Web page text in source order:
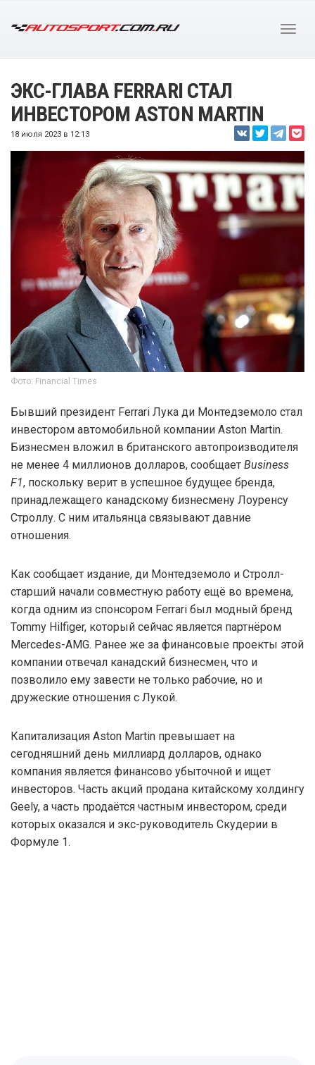
ЭКС-ГЛАВА FERRARI СТАЛ
ИНВЕСТОРОМ ASTON MARTIN
18 июля 2023 в 12:13
Фото: Financial Times
Бывший президент Ferrari Лука ди Монтедземоло стал
инвестором автомобильной компании Aston Martin.
Бизнесмен вложил в британского автопроизводителя
не менее 4 миллионов долларов, сообщает Business
F1, поскольку верит в успешное будущее бренда,
принадлежащего канадскому бизнесмену Лоуренсу
Строллу. С ним итальянца связывают давние
отношения.
Как сообщает издание, ди Монтедземоло и Стролл-
старший начали совместную работу ещё во времена,
когда одним из спонсором Ferrari был модный бренд
Tommy Hilfiger, который сейчас является партнёром
Mercedes-AMG. Ранее же за финансовые проекты этой
компании отвечал канадский бизнесмен, что и
позволило ему завести не только рабочие, но и
дружеские отношения с Лукой.
Капитализация Aston Martin превышает на
сегодняшний день миллиард долларов, однако
компания является финансово убыточной и ищет
инвесторов. Часть акций продана китайскому холдингу
Geely, а часть продаётся частным инвестором, среди
которых оказался и экс-руководитель Скудерии в
Формуле 1.